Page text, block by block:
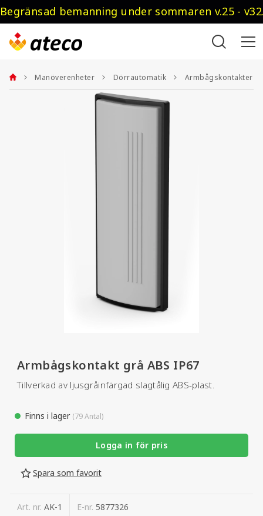
Begränsad bemanning under sommaren v.25 -
Manöverenheter Dörrautomatik Armbågskontakter
Armbågskontakt grå ABS IP67
Tillverkad av ljusgråinfärgad slagtålig ABS-plast.
Finns i lager (79 Antal)
Logga in för pris
Spara som favorit
Art. nr. AK-1 E-nr. 5877326